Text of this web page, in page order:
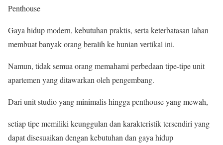
Penthouse
Gaya hidup modern, kebutuhan praktis, serta keterbatasan lahan
membuat banyak orang beralih ke hunian vertikal ini.
Namun, tidak semua orang memahami perbedaan tipe-tipe unit
apartemen yang ditawarkan oleh pengembang.
Dari unit studio yang minimalis hingga penthouse yang mewah,
setiap tipe memiliki keunggulan dan karakteristik tersendiri yang
dapat disesuaikan dengan kebutuhan dan gaya hidup